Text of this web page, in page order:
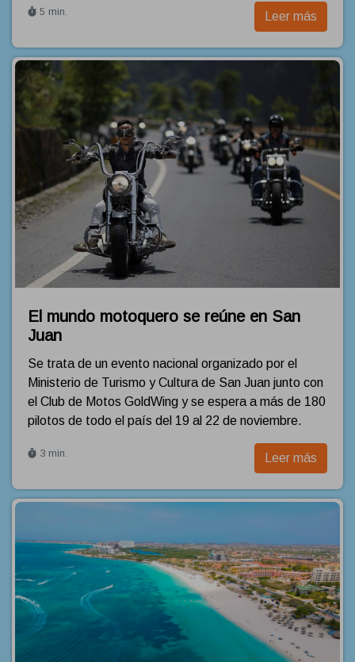
5 min. Leer más
El mundo motoquero se reúne en San
Juan
Se trata de un evento nacional organizado por el
Ministerio de Turismo y Cultura de San Juan junto con
el Club de Motos GoldWing y se espera a más de 180
pilotos de todo el país del 19 al 22 de noviembre.
3 min. Leer más